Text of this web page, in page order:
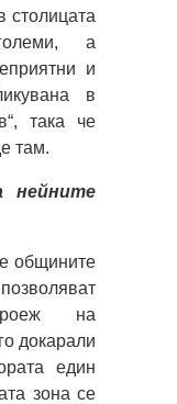
столицата
а
и
в
така че
там.
нейните
общините
на
докарали
един
зона се